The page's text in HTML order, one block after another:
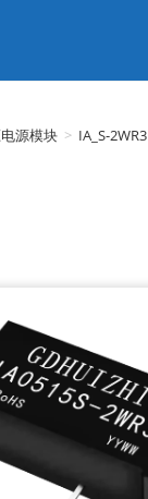
源模块 > IA_S-2WR3